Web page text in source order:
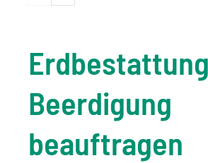
Beerdigung
beauftragen